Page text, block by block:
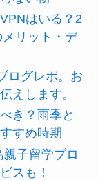
はいる？2
リット・デ
ログレポ。お
えします。
き？雨季と
すめ時期
親子留学ブロ
スも！